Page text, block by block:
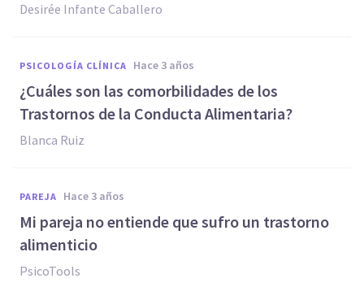
Desirée Infante Caballero
PSICOLOGÍA CLÍNICA hace 3 años
¿Cuáles son las comorbilidades de los
Trastornos de la Conducta Alimentaria?
Blanca Ruiz
PAREJA hace 3 años
Mi pareja no entiende que sufro un trastorno
alimenticio
PsicoTools